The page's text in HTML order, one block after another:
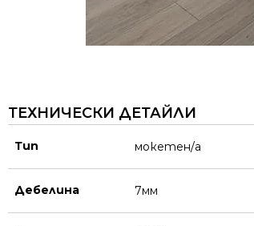
ТЕХНИЧЕСКИ ДЕТАЙЛИ
Тип мокетен/а
Дебелина 7мм